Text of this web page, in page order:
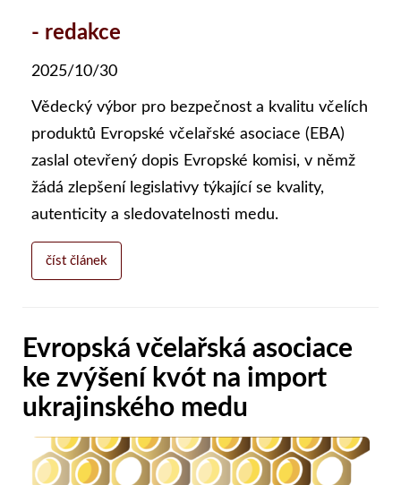
- redakce
2025/10/30
Vědecký výbor pro bezpečnost a kvalitu včelích
produktů Evropské včelařské asociace (EBA)
zaslal otevřený dopis Evropské komisi, v němž
žádá zlepšení legislativy týkající se kvality,
autenticity a sledovatelnosti medu.
číst článek
Evropská včelařská asociace
ke zvýšení kvót na import
ukrajinského medu